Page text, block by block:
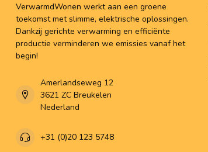
VerwarmdWonen werkt aan een groene
toekomst met slimme, elektrische oplossingen.
Dankzij gerichte verwarming en efficiënte
productie verminderen we emissies vanaf het
begin!
Amerlandseweg 12
3621 ZC Breukelen
Nederland
+31 (0)20 123 5748